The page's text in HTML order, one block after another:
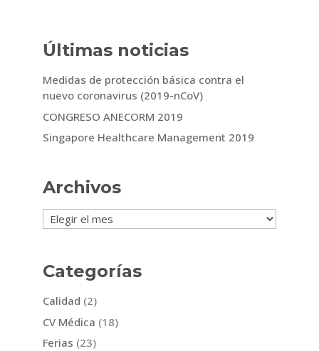
Últimas noticias
Medidas de protección básica contra el
nuevo coronavirus (2019-nCoV)
CONGRESO ANECORM 2019
Singapore Healthcare Management 2019
Archivos
Archivos
Categorías
Calidad (2)
CV Médica (18)
Ferias (23)